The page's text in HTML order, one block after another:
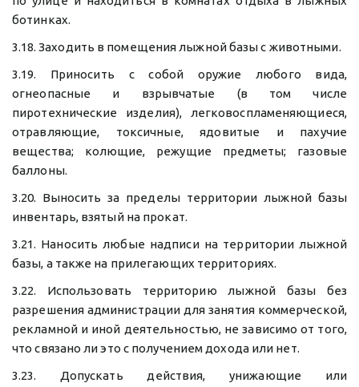
ботинках.
3.18. Заходить в помещения лыжной базы с животными.
3.19. Приносить с собой оружие любого вида,
огнеопасные и взрывчатые (в том числе
пиротехнические изделия), легковоспламеняющиеся,
отравляющие, токсичные, ядовитые и пахучие
вещества; колющие, режущие предметы; газовые
баллоны.
3.20. Выносить за пределы территории лыжной базы
инвентарь, взятый на прокат.
3.21. Наносить любые надписи на территории лыжной
базы, а также на прилегающих территориях.
3.22. Использовать территорию лыжной базы без
разрешения администрации для занятия коммерческой,
рекламной и иной деятельностью, не зависимо от того,
что связано ли это с получением дохода или нет.
3.23. Допускать действия, унижающие или